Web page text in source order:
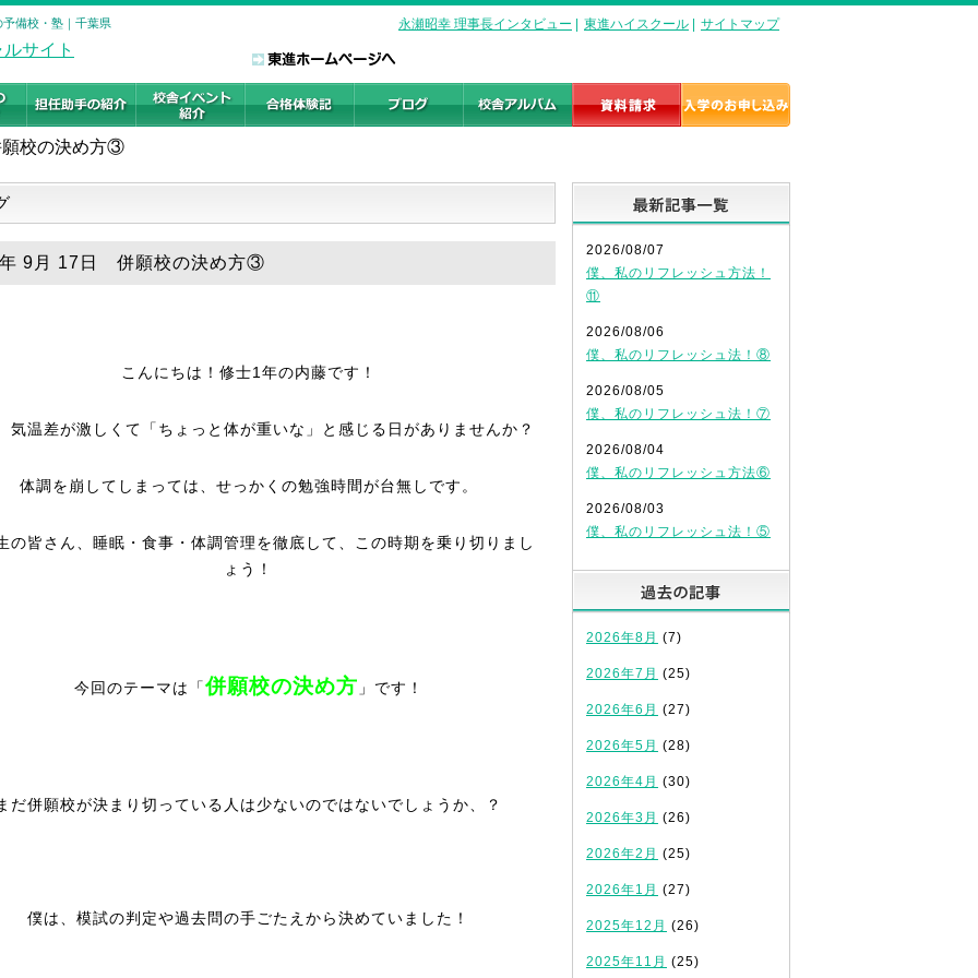
備校・塾｜千葉県 永瀬昭幸 理事長インタビュー 東進ハイスクール サイトマップ
願校の決め方③
9月 17日 併願校の決め方③
こんにちは！修士1年の内藤です！
気温差が激しくて「ちょっと体が重いな」と感じる日がありませんか？
体調を崩してしまっては、せっかくの勉強時間が台無しです。
の皆さん、睡眠・食事・体調管理を徹底して、この時期を乗り切りまし
ょう！
今回のテーマは「併願校の決め方 」です！
だ併願校が決まり切っている人は少ないのではないでしょうか、？
僕は、模試の判定や過去問の手ごたえから決めていました！
2026/08/07
僕、私のリフレッシュ方法！
⑪
2026/08/06
僕、私のリフレッシュ法！⑧
2026/08/05
僕、私のリフレッシュ法！⑦
2026/08/04
僕、私のリフレッシュ方法⑥
2026/08/03
僕、私のリフレッシュ法！⑤
2026年8月 (7)
2026年7月 (25)
2026年6月 (27)
2026年5月 (28)
2026年4月 (30)
2026年3月 (26)
2026年2月 (25)
2026年1月 (27)
2025年12月 (26)
2025年11月 (25)